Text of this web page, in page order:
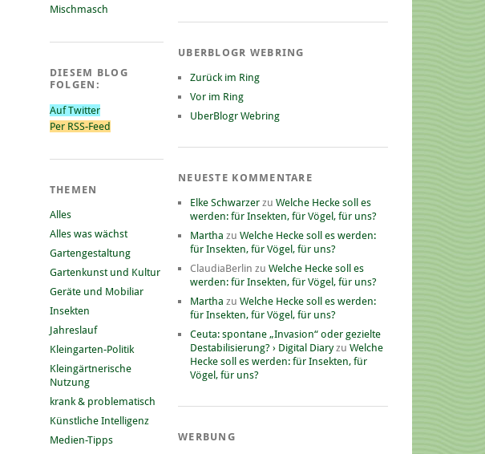
Mischmasch
DIESEM BLOG
FOLGEN:
Auf Twitter
Per RSS-Feed
THEMEN
Alles
Alles was wächst
Gartengestaltung
Gartenkunst und Kultur
Geräte und Mobiliar
Insekten
Jahreslauf
Kleingarten-Politik
Kleingärtnerische
Nutzung
krank & problematisch
Künstliche Intelligenz
Medien-Tipps
UBERBLOGR WEBRING
Zurück im Ring
Vor im Ring
UberBlogr Webring
NEUESTE KOMMENTARE
Elke Schwarzer zu Welche Hecke soll es
werden: für Insekten, für Vögel, für uns?
Martha zu Welche Hecke soll es werden:
für Insekten, für Vögel, für uns?
ClaudiaBerlin zu Welche Hecke soll es
werden: für Insekten, für Vögel, für uns?
Martha zu Welche Hecke soll es werden:
für Insekten, für Vögel, für uns?
Ceuta: spontane „Invasion“ oder gezielte
Destabilisierung? › Digital Diaryzu Welche
Hecke soll es werden: für Insekten, für
Vögel, für uns?
WERBUNG